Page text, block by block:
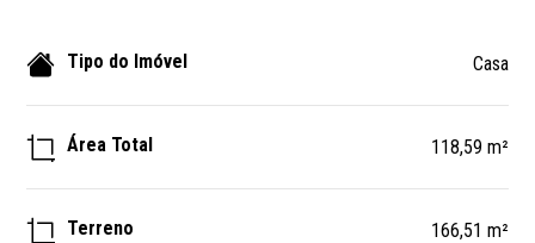
Tipo do Imóvel Casa
Área Total 118,59 m²
Terreno 166,51 m²